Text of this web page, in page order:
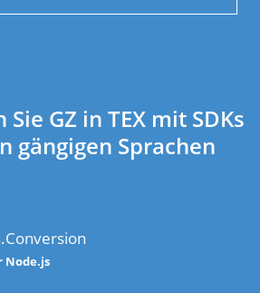
GZ in TEX mit SDKs
gängigen Sprachen
Node.js